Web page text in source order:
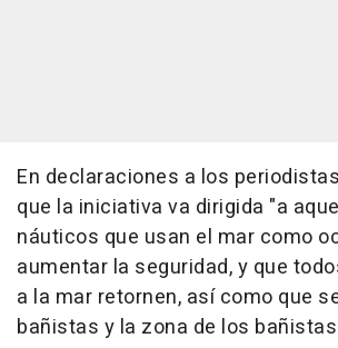
En declaraciones a los
que la iniciativa va dirigida "a
náuticos que usan el mar como
aumentar la seguridad, y que
a la mar retornen, así como que
bañistas y la zona de los